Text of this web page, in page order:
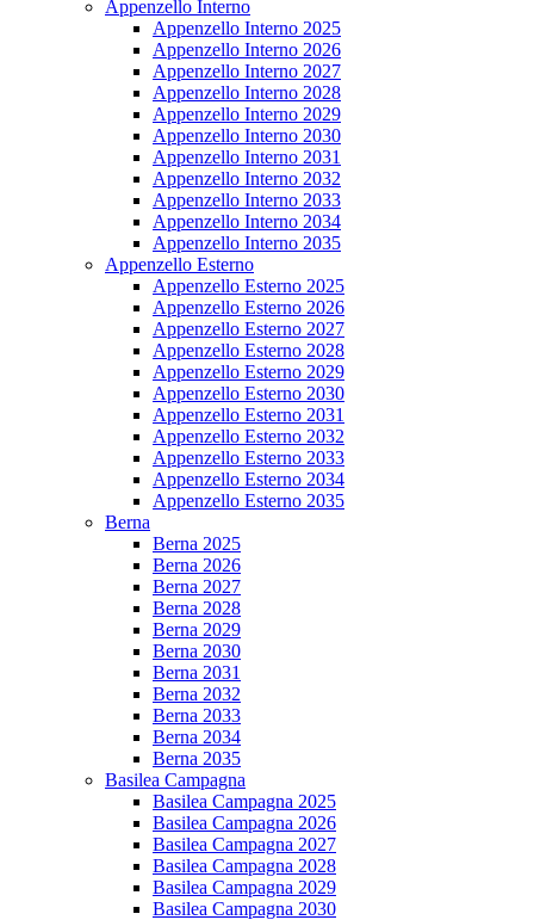
Appenzello Interno
Appenzello Interno 2025
Appenzello Interno 2026
Appenzello Interno 2027
Appenzello Interno 2028
Appenzello Interno 2029
Appenzello Interno 2030
Appenzello Interno 2031
Appenzello Interno 2032
Appenzello Interno 2033
Appenzello Interno 2034
Appenzello Interno 2035
Appenzello Esterno
Appenzello Esterno 2025
Appenzello Esterno 2026
Appenzello Esterno 2027
Appenzello Esterno 2028
Appenzello Esterno 2029
Appenzello Esterno 2030
Appenzello Esterno 2031
Appenzello Esterno 2032
Appenzello Esterno 2033
Appenzello Esterno 2034
Appenzello Esterno 2035
Berna
Berna 2025
Berna 2026
Berna 2027
Berna 2028
Berna 2029
Berna 2030
Berna 2031
Berna 2032
Berna 2033
Berna 2034
Berna 2035
Basilea Campagna
Basilea Campagna 2025
Basilea Campagna 2026
Basilea Campagna 2027
Basilea Campagna 2028
Basilea Campagna 2029
Basilea Campagna 2030